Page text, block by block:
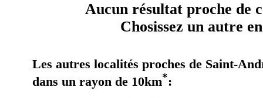
Aucun résultat proche de
Chosissez un autre
Les autres localités proches de Saint-
dans un rayon de 10km*: